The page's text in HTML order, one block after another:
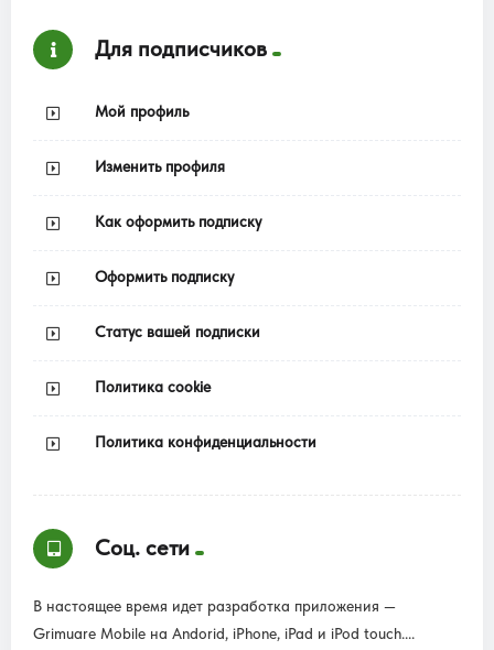
Для подписчиков
Мой профиль
Изменить профиля
Как оформить подписку
Оформить подписку
Статус вашей подписки
Политика cookie
Политика конфиденциальности
Соц. сети
В настоящее время идет разработка приложения —
Grimuare Mobile на Andorid, iPhone, iPad и iPod touch....